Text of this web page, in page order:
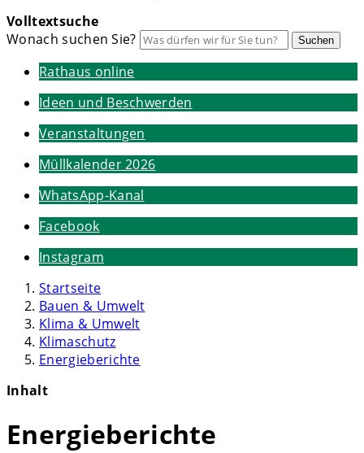
Volltextsuche
Wonach suchen Sie?
Suchen
Rathaus online
Ideen und Beschwerden
Veranstaltungen
Müllkalender 2026
WhatsApp-Kanal
Facebook
Instagram
Startseite
Bauen & Umwelt
Klima & Umwelt
Klimaschutz
Energieberichte
Inhalt
Energieberichte